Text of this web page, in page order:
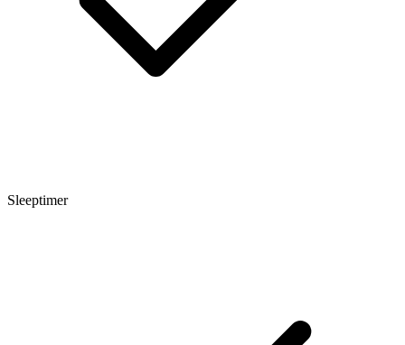
Sleeptimer